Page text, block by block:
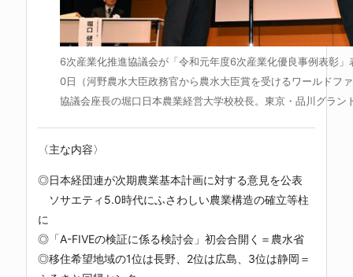
6次産業化推進協議会が「令和元年度6次産業化優良事例表彰
0日（河野農水大臣政務官から農水大臣賞を受けるワールドフ
協議会座長の堀口日本農業経営大学校校長。東京・品川グラン
〈主な内容〉
◎日本経団連が次期農業基本計画に対する意見を公表
ソサエティ5.0時代にふさわしい農業構造の確立等柱
に
◎「A-FIVEの検証に係る検討会」初会合開く＝農水省
◎移住希望地域の1位は長野、2位は広島、3位は静岡＝